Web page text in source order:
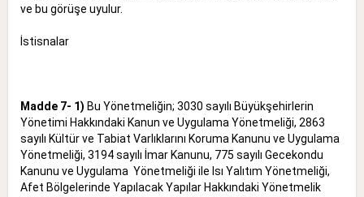
ve bu görüşe uyulur.
İstisnalar
Madde 7- 1) Bu Yönetmeliğin; 3030 sayılı Büyükşehirlerin
Yönetimi Hakkındaki Kanun ve Uygulama Yönetmeliği, 2863
sayılı Kültür ve Tabiat Varlıklarını Koruma Kanunu ve Uygulama
Yönetmeliği, 3194 sayılı İmar Kanunu, 775 sayılı Gecekondu
Kanunu ve Uygulama Yönetmeliği ile Isı Yalıtım Yönetmeliği,
Afet Bölgelerinde Yapılacak Yapılar Hakkındaki Yönetmelik